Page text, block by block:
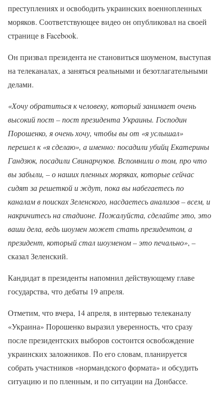
преступлениях и освободить украинских военнопленных
моряков. Соответствующее видео он опубликовал на своей
странице в Facebook.
Он призвал президента не становиться шоуменом, выступая
на телеканалах, а заняться реальными и безотлагательными
делами.
«Хочу обратиться к человеку, который занимает очень
высокий пост – пост президента Украины. Господин
Порошенко, я очень хочу, чтобы вы от «я услышал»
перешел к «я сделаю», а именно: посадили убийц Екатерины
Гандзюк, посадили Свинарчуков. Вспомнили о том, про что
вы забыли, – о наших пленных моряках, которые сейчас
сидят за решеткой и ждут, пока вы набегаетесь по
каналам в поисках Зеленского, насдаетесь анализов – всем, и
накричитесь на стадионе. Пожалуйста, сделайте это, это
ваши дела, ведь шоумен может стать президентом, а
президент, который стал шоуменом – это печально», –
сказал Зеленский.
Кандидат в президенты напомнил действующему главе
государства, что дебаты 19 апреля.
Отметим, что вчера, 14 апреля, в интервью телеканалу
«Украина» Порошенко выразил уверенность, что сразу
после президентских выборов состоится освобождение
украинских заложников. По его словам, планируется
собрать участников «нормандского формата» и обсудить
ситуацию и по пленным, и по ситуации на Донбассе.